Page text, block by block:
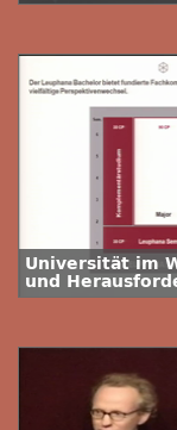
Universität im
und